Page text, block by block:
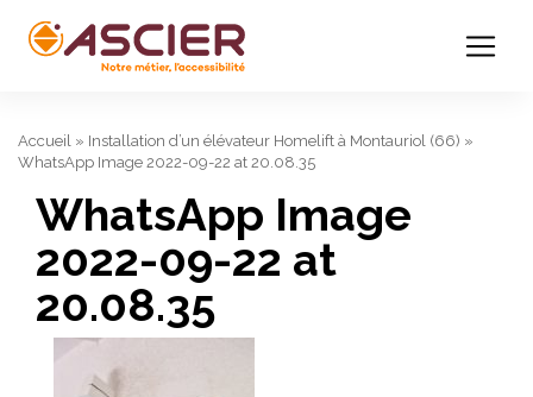
Accueil » Installation d’un élévateur Homelift à Montauriol (66) »
WhatsApp Image 2022-09-22 at 20.08.35
WhatsApp Image
2022-09-22 at
20.08.35